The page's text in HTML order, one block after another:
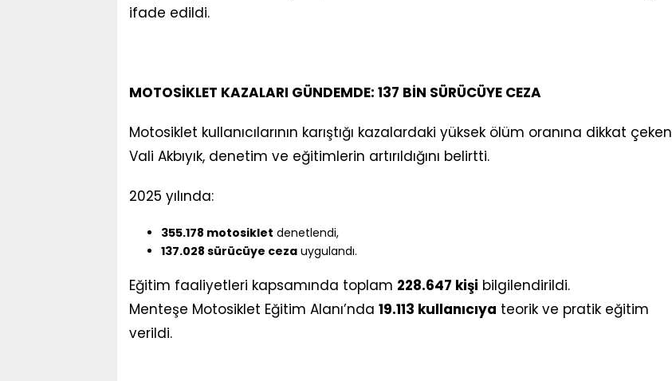
ifade edildi.
MOTOSİKLET KAZALARI GÜNDEMDE: 137 BİN SÜRÜCÜYE CEZA
Motosiklet kullanıcılarının karıştığı kazalardaki yüksek ölüm oranına dikkat çeken
Vali Akbıyık, denetim ve eğitimlerin artırıldığını belirtti.
2025 yılında:
355.178 motosiklet denetlendi,
137.028 sürücüye ceza uygulandı.
Eğitim faaliyetleri kapsamında toplam 228.647 kişi bilgilendirildi.
Menteşe Motosiklet Eğitim Alanı’nda 19.113 kullanıcıya teorik ve pratik eğitim
verildi.